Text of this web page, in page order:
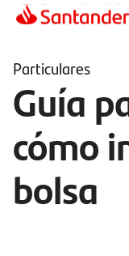
Particulares
Guía
cómo
bolsa